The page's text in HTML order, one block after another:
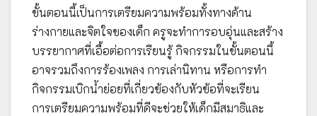
ขั้นตอนนี้เป็นการเตรียมความพร้อมทั้งทางด้าน
ร่างกายและจิตใจของเด็ก ครูจะทำการอบอุ่นและสร้าง
บรรยากาศที่เอื้อต่อการเรียนรู้ กิจกรรมในขั้นตอนนี้
อาจรวมถึงการร้องเพลง การเล่านิทาน หรือการทำ
กิจกรรมเบิกน้ำย่อยที่เกี่ยวข้องกับหัวข้อที่จะเรียน
การเตรียมความพร้อมที่ดีจะช่วยให้เด็กมีสมาธิและ